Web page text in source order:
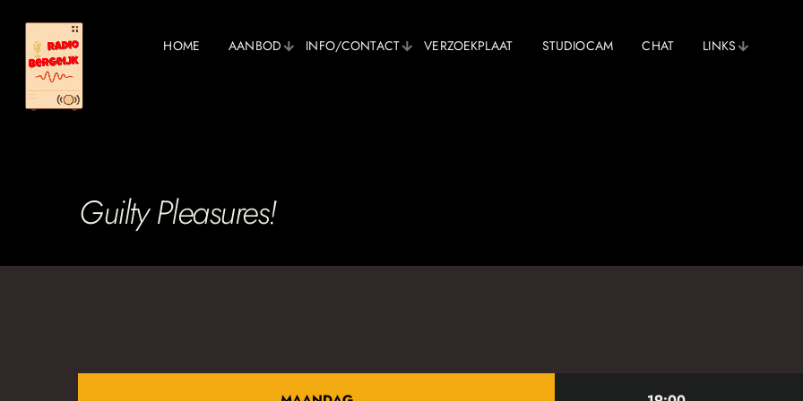
HOME AANBOD INFO/CONTACT VERZOEKPLAAT STUDIOCAM CHAT LINKS
Guilty Pleasures!